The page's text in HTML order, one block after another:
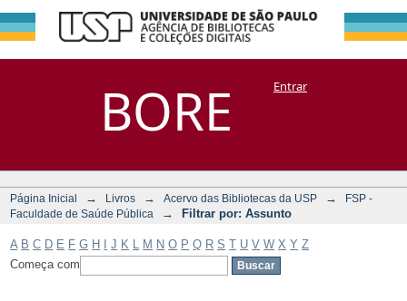
BORE
Filtrar por:
Assunto
DSpace/Manakin + CoriscoEntrar
Página Inicial → Livros → Acervo das Bibliotecas da USP →
FSP -
Faculdade de Saúde Pública
→ Filtrar por: Assunto
A B C D E F G H J K M N O P Q R S T U V W X Y Z
Começa com